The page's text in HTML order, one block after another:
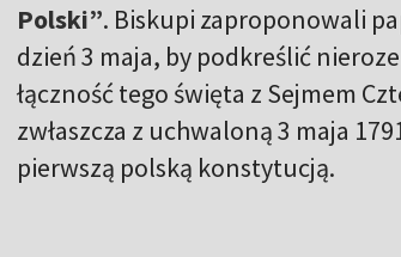
Polski”. Biskupi zaproponowali
dzień 3 maja, by podkreślić
łączność tego święta z Sejmem
zwłaszcza z uchwaloną 3 maja
pierwszą polską konstytucją.